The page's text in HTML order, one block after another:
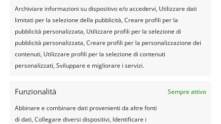
Archiviare informazioni su dispositivo e/o accedervi, Utilizzare dati
limitati per la selezione della pubblicità, Creare profili per la
pubblicità personalizzata, Utilizzare profili per la selezione di
pubblicità personalizzata, Creare profili per la personalizzazione dei
contenuti, Utilizzare profili per la selezione di contenuti
personalizzati, Sviluppare e migliorare i servizi.
Funzionalità
Sempre attivo
Abbinare e combinare dati provenienti da altre fonti
di dati, Collegare diversi dispositivi, Identificare i